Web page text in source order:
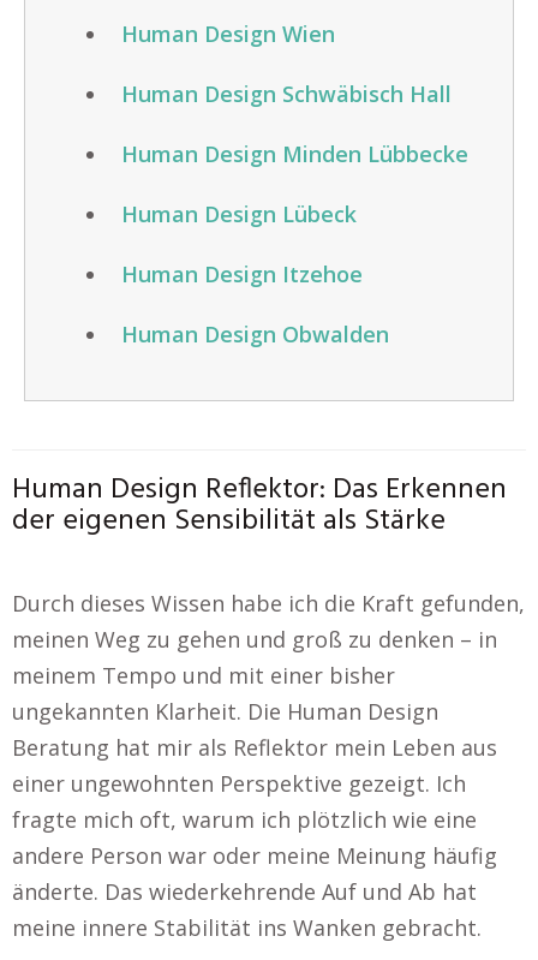
Human Design Wien
Human Design Schwäbisch Hall
Human Design Minden Lübbecke
Human Design Lübeck
Human Design Itzehoe
Human Design Obwalden
Human Design Reflektor: Das Erkennen
der eigenen Sensibilität als Stärke
Durch dieses Wissen habe ich die Kraft gefunden,
meinen Weg zu gehen und groß zu denken – in
meinem Tempo und mit einer bisher
ungekannten Klarheit. Die Human Design
Beratung hat mir als Reflektor mein Leben aus
einer ungewohnten Perspektive gezeigt. Ich
fragte mich oft, warum ich plötzlich wie eine
andere Person war oder meine Meinung häufig
änderte. Das wiederkehrende Auf und Ab hat
meine innere Stabilität ins Wanken gebracht.